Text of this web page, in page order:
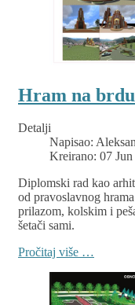
Hram na
Detalji
Napisao:
Kreirano: 07 Jun
Diplomski rad kao
od pravoslavnog
prilazom, kolskim i
šetači sami.
Pročitaj više …